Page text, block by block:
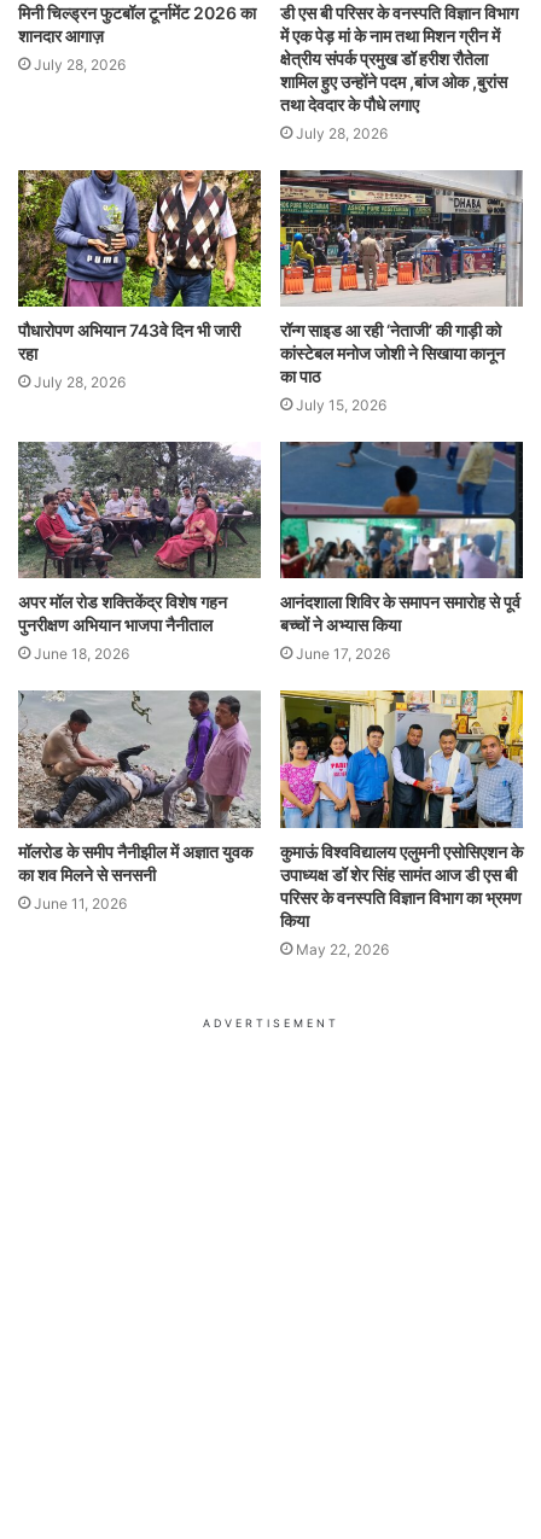
मिनी चिल्ड्रन फुटबॉल टूर्नामेंट 2026 का
शानदार आगाज़
July 28, 2026
डी एस बी परिसर के वनस्पति विज्ञान विभाग
में एक पेड़ मां के नाम तथा मिशन ग्रीन में
क्षेत्रीय संपर्क प्रमुख डॉ हरीश रौतेला
शामिल हुए उन्होंने पदम ,बांज ओक ,बुरांस
तथा देवदार के पौधे लगाए
July 28, 2026
पौधारोपण अभियान 743वे दिन भी जारी
रहा
July 28, 2026
रॉन्ग साइड आ रही ‘नेताजी’ की गाड़ी को
कांस्टेबल मनोज जोशी ने सिखाया कानून
का पाठ
July 15, 2026
अपर मॉल रोड शक्तिकेंद्र विशेष गहन
पुनरीक्षण अभियान भाजपा नैनीताल
June 18, 2026
आनंदशाला शिविर के समापन समारोह से पूर्व
बच्चों ने अभ्यास किया
June 17, 2026
मॉलरोड के समीप नैनीझील में अज्ञात युवक
का शव मिलने से सनसनी
June 11, 2026
कुमाऊं विश्वविद्यालय एलुमनी एसोसिएशन के
उपाध्यक्ष डॉ शेर सिंह सामंत आज डी एस बी
परिसर के वनस्पति विज्ञान विभाग का भ्रमण
किया
May 22, 2026
ADVERTISEMENT